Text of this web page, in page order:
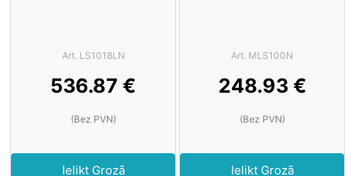
Art. LS1018LN
536.87 €
(Bez PVN)
Ielikt Grozā
Art. MLS100N
248.93 €
(Bez PVN)
Ielikt Grozā